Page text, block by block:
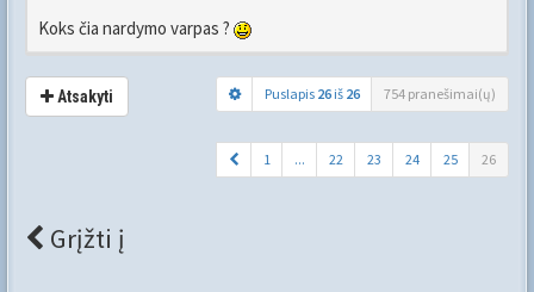
Koks čia nardymo varpas ?
Atsakyti Puslapis 26 iš 26 754 pranešimai(ų)
1 ... 22 23 24 25 26
Grįžti į